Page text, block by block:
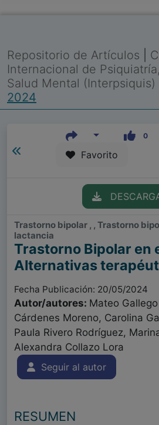
Repositorio de Artículos
Internacional de
Salud Mental (Interpsiquis)
2024
0
Favorito
Trastorno bipolar , , Trastorno
lactancia
Trastorno Bipolar en
Alternativas
Fecha Publicación: 20/05/2024
Autor/autores: Mateo
Cárdenes Moreno, Carolina
Paula Rivero Rodríguez,
Alexandra Collazo Lora
Seguir al autor
RESUMEN